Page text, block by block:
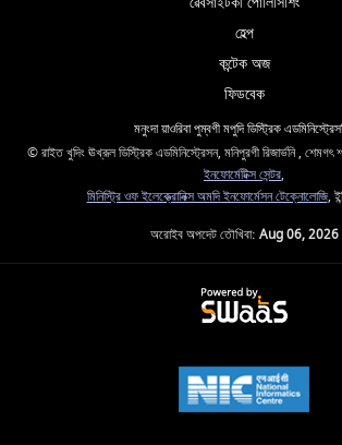
হেল্প
কন্টেক অজ
ফিডবেক
মনুংদা য়াওরিবা পুম্বগী মপুদি ডিস্ট্রিক
© রাইত খুদিং ঊখ্রূল ডিস্ট্রিক এডমিনিস্ট্রেসন, মনিপুরগী রিজার্ভনি , শেমগৎ
ইনফোর্মেটিক্স সেন্টর,
মিনিস্ট্রি ওফ ইলেক্ত্রোনিক্স অমদি ইনফোর্মেসন টেক্নোলোজি,
অরোইব অপদেট তৌখিবা: Aug 06, 2026